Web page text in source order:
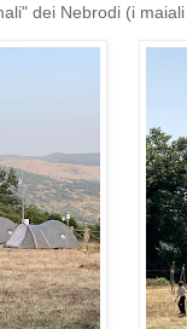
dei Nebrodi (i